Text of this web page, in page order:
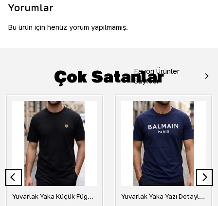
Yorumlar
Bu ürün için henüz yorum yapılmamış.
Çok Satanlar
Favori Ürünler
Sayfası
Yuvarlak Yaka Küçük Fügür Detaylı Tişört-Siyah Yuvarlak Yaka Yazı Detaylı Tişört-Lacivert